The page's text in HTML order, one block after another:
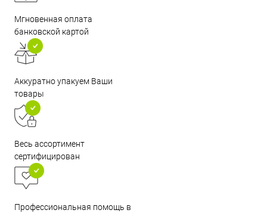
Мгновенная оплата
банковской картой
Аккуратно упакуем Ваши
товары
Весь ассортимент
сертифицирован
Профессиональная помощь в